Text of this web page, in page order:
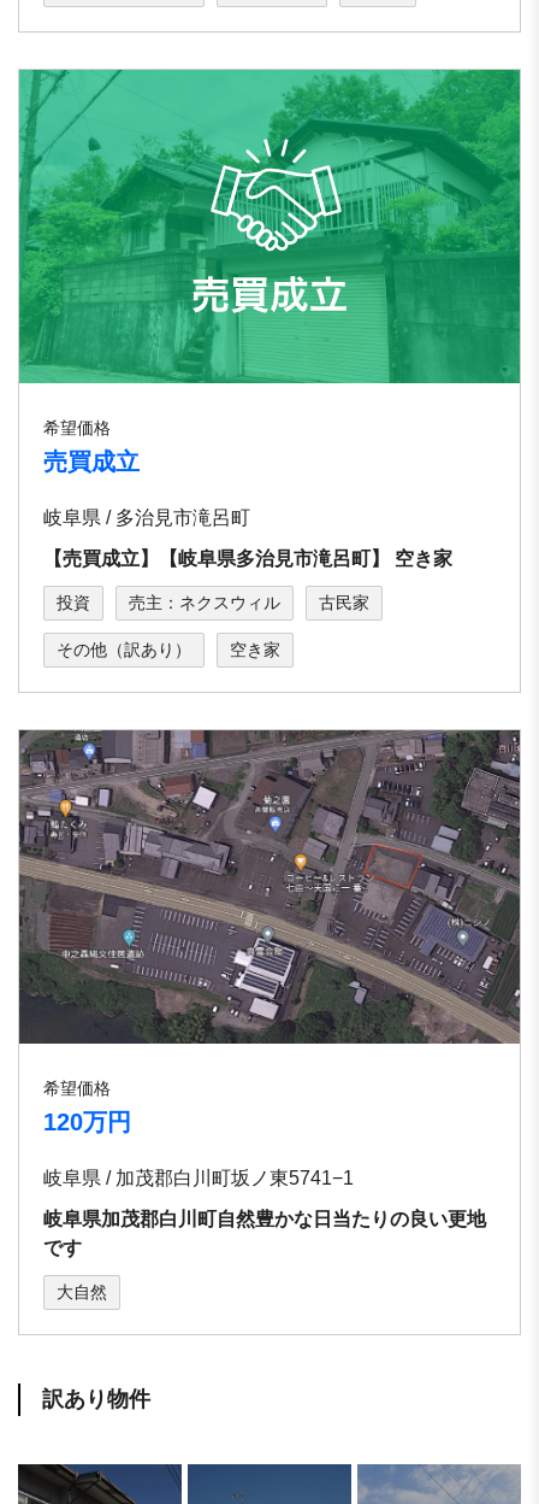
希望価格
売買成立
岐阜県 / 多治見市滝呂町
【売買成立】【岐⾩県多治⾒市滝呂町】 空き家
投資 売主：ネクスウィル 古民家
その他（訳あり） 空き家
希望価格
120万円
岐阜県 / 加茂郡白川町坂ノ東5741−1
岐阜県加茂郡白川町自然豊かな日当たりの良い更地
です
大自然
訳あり物件